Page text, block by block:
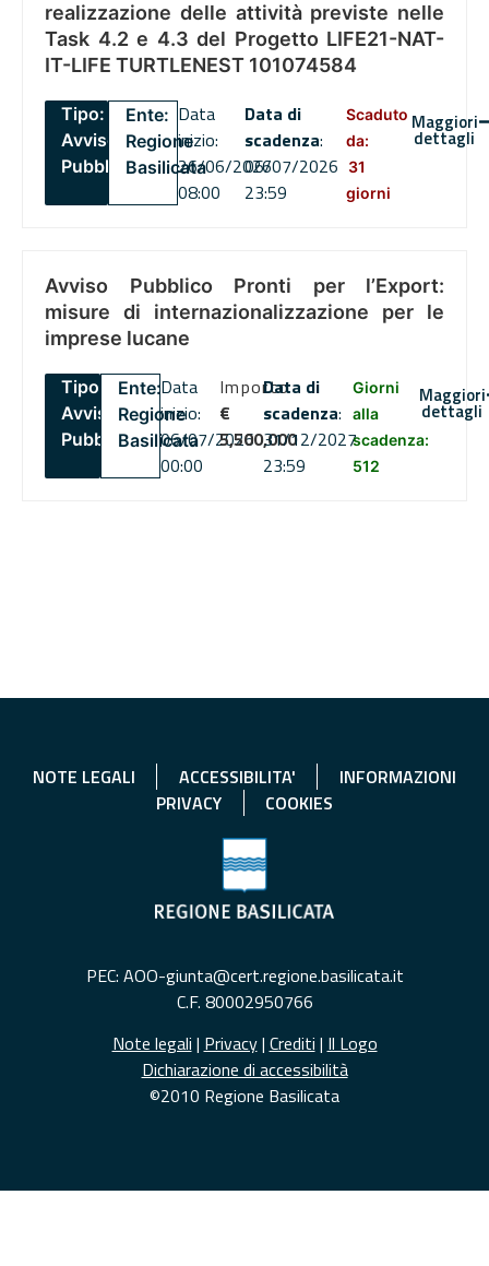
realizzazione delle attività previste nelle
Task 4.2 e 4.3 del Progetto LIFE21-NAT-
IT-LIFE TURTLENEST 101074584
Tipo:
Avviso
Pubblico
Ente:
Regione
Basilicata
Data
inizio:
26/06/2026
08:00
Data di
scadenza:
06/07/2026
23:59
Scaduto
da:
31
giorni
Maggiori
dettagli
Avviso Pubblico Pronti per l’Export:
misure di internazionalizzazione per le
imprese lucane
Tipo:
Avviso
Pubblico
Ente:
Regione
Basilicata
Data
inizio:
06/07/2026
00:00
Importo
€
5,500,000
Data di
scadenza:
31/12/2027
23:59
Giorni
alla
scadenza:
512
Maggiori
dettagli
NOTE LEGALI ACCESSIBILITA'
INFORMAZIONI
PRIVACY
COOKIES
PEC: AOO-giunta@cert.regione.basilicata.it
C.F. 80002950766
Note legali | Privacy| Crediti | Il Logo
Dichiarazione di accessibilità
©2010 Regione Basilicata